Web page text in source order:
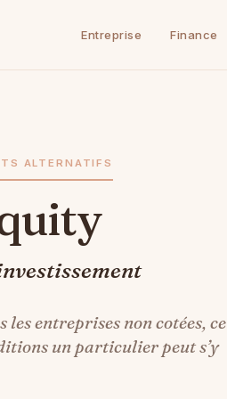
Entreprise Finance
ALTERNATIFS
les entreprises non cotées, ce
un particulier peut s’y